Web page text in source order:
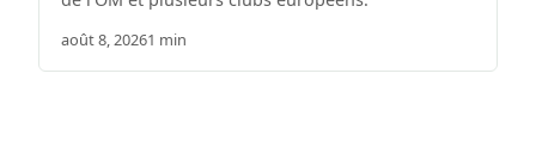
août 8, 20261 min